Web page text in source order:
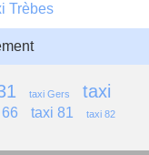
Trèbes
taxi Gers
taxi
taxi 81 taxi 82